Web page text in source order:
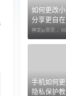
如何更改
分享更自在
神龙ip资讯 ，
手机如何
隐私保护